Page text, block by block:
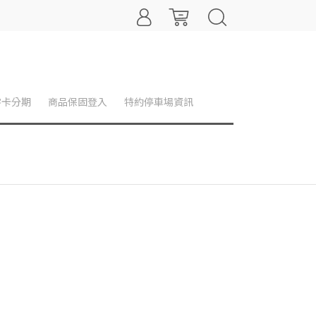
分期 商品保固登入 特約停車場資訊